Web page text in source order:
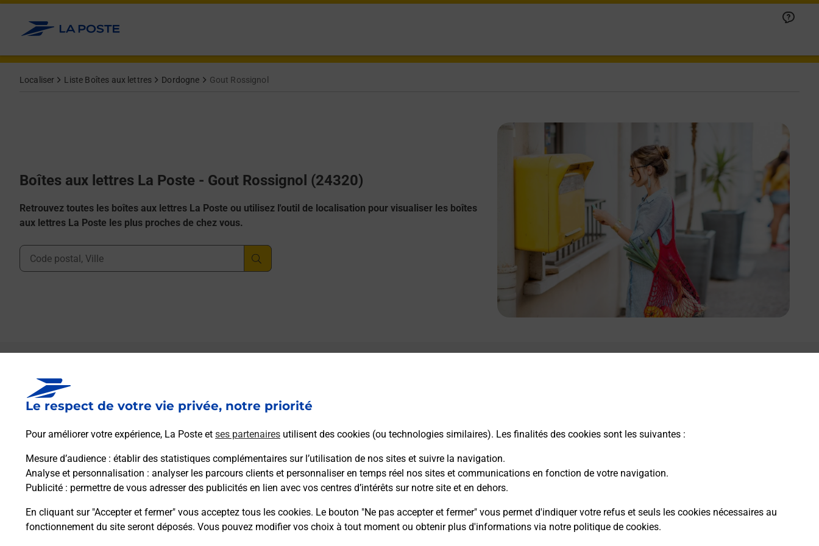
Le respect de votre vie privée, notre priorité
Pour améliorer votre expérience, La Poste et ses partenaires utilisent des cookies (ou technologies similaires). Les finalités des cookies sont les suivantes :
Mesure d’audience : établir des statistiques complémentaires sur l’utilisation de nos sites et suivre la navigation.
Analyse et personnalisation : analyser les parcours clients et personnaliser en temps réel nos sites et communications en fonction de votre navigation.
Publicité : permettre de vous adresser des publicités en lien avec vos centres d’intérêts sur notre site et en dehors.
En cliquant sur "Accepter et fermer" vous acceptez tous les cookies. Le bouton "Ne pas accepter et fermer" vous permet d'indiquer votre refus et seuls les cookies nécessaires au
fonctionnement du site seront déposés. Vous pouvez modifier vos choix à tout moment ou obtenir plus d'informations via notre politique de cookies.
Allez au contenu
Localiser Liste Boîtes aux lettres Dordogne Gout Rossignol
Boîtes aux lettres La Poste - Gout Rossignol (24320)
Retrouvez toutes les boîtes aux lettres La Poste ou utilisez l'outil de localisation pour visualiser les boîtes
aux lettres La Poste les plus proches de chez vous.
Ville, Département, Code Postal
Boîte aux lettres La Poste
Prochaine collecte du courrier lundià 08h30
Lieu Dit Rossignol
Itinéraire
Le Bourg
Gout Rossignol